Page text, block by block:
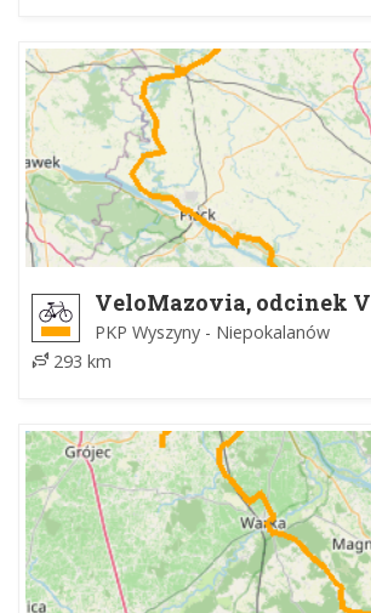
VeloMazovia, odcinek V
PKP Wyszyny - Niepokalanów
293 km